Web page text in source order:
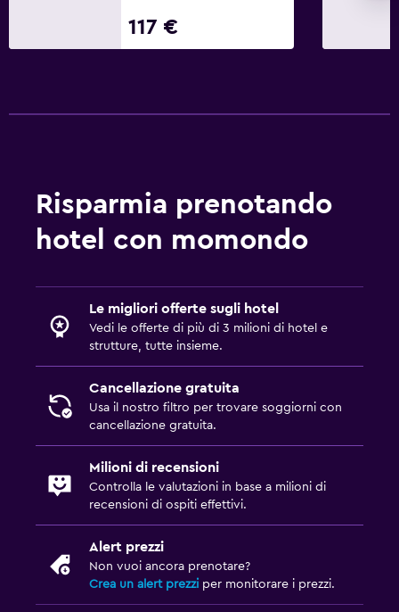
117 €
Risparmia prenotando
hotel con momondo
Le migliori offerte sugli hotel
Vedi le offerte di più di 3 milioni di hotel e
strutture, tutte insieme.
Cancellazione gratuita
Usa il nostro filtro per trovare soggiorni con
cancellazione gratuita.
Milioni di recensioni
Controlla le valutazioni in base a milioni di
recensioni di ospiti effettivi.
Alert prezzi
Non vuoi ancora prenotare?
Crea un alert prezzi per monitorare i prezzi.